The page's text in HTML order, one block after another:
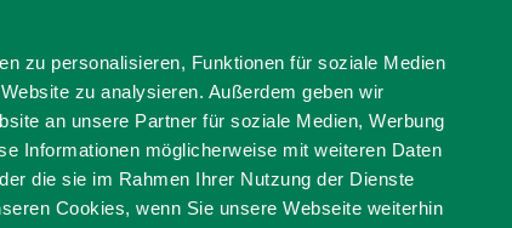
zu personalisieren, Funktionen für soziale Medien
zu analysieren. Außerdem geben wir
an unsere Partner für soziale Medien, Werbung
Informationen möglicherweise mit weiteren Daten
die sie im Rahmen Ihrer Nutzung der Dienste
Cookies, wenn Sie unsere Webseite weiterhin